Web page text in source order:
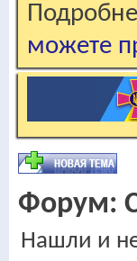
можете
Форум:
Нашли и